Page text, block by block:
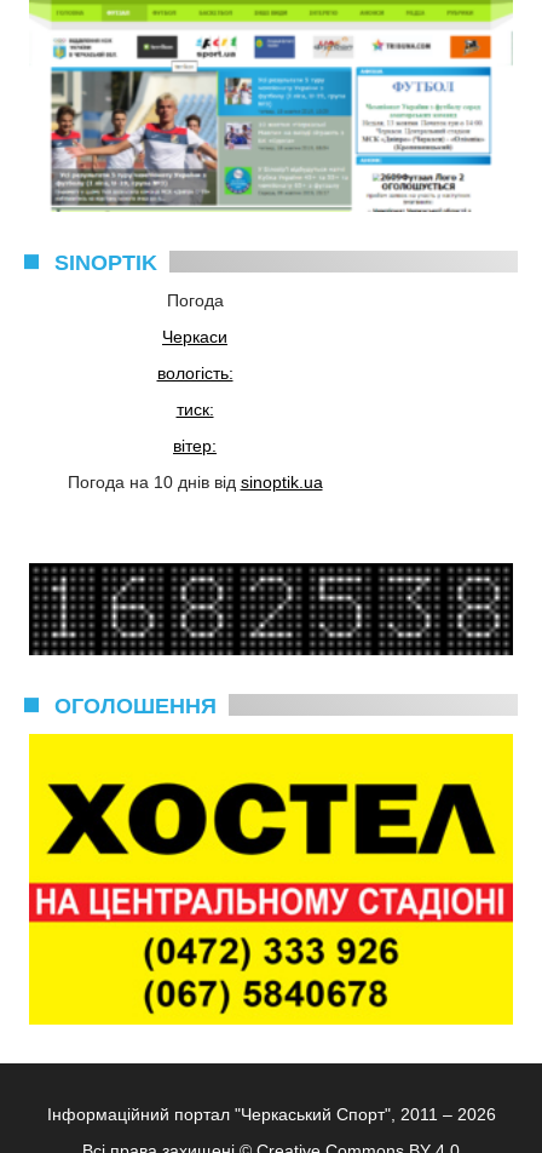
SINOPTIK
Погода
Черкаси
вологість:
тиск:
вітер:
Погода на 10 днів від sinoptik.ua
ОГОЛОШЕННЯ
Інформаційний портал "Черкаський Спорт", 2011 – 2026